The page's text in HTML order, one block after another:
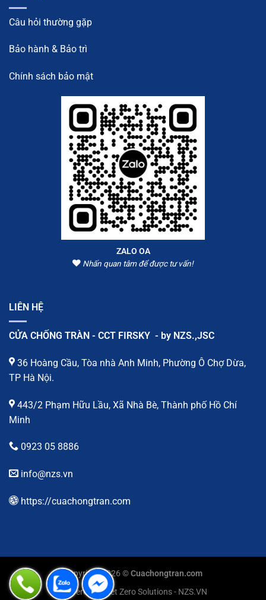
Câu hỏi thường gặp
Bảo hành & Bảo trì
Chính sách bảo mật
ZALO OA
Nhấn quan tâm để được tư vấn!
LIÊN HỆ
CỬA CHỐNG TRÀN - CCT FIRSKY - by NZS.,JSC
36 Hoàng Cầu, Tòa nhà Anh Minh, Phường Ô Chợ Dừa,
TP Hà Nội.
443/2 Phạm Hữu Lầu, Xã Nhà Bè, Thành phố Hồ Chí
Minh
0923 05 8886
info@nzs.vn
https://cuachongtran.com
Copyright 2026 ©Cuachongtran.com
Powered by Net Zero Solutions - NZS.VN